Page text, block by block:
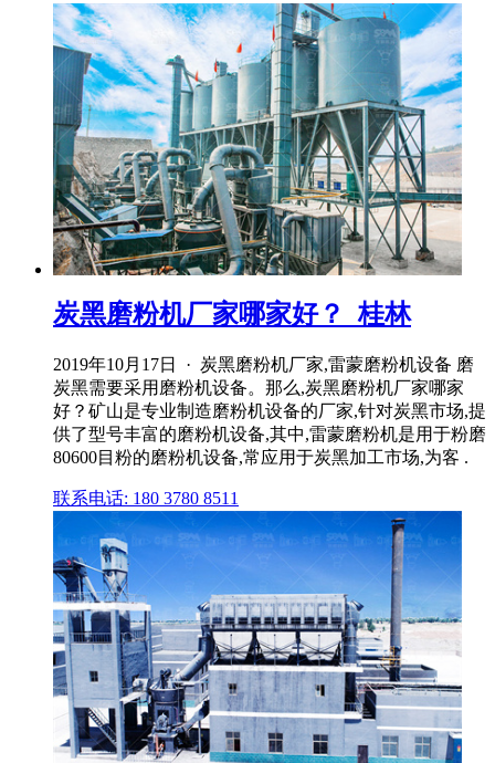
炭黑磨粉机厂家哪家好？_桂林
2019年10月17日 · 炭黑磨粉机厂家,雷蒙磨粉机设备 磨
炭黑需要采用磨粉机设备。那么,炭黑磨粉机厂家哪家
好？矿山是专业制造磨粉机设备的厂家,针对炭黑市场,提
供了型号丰富的磨粉机设备,其中,雷蒙磨粉机是用于粉磨
80600目粉的磨粉机设备,常应用于炭黑加工市场,为客 .
联系电话: 180 3780 8511